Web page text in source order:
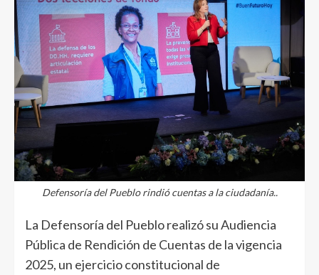
Defensoría del Pueblo rindió cuentas a la ciudadanía..
La Defensoría del Pueblo realizó su Audiencia
Pública de Rendición de Cuentas de la vigencia
2025, un ejercicio constitucional de